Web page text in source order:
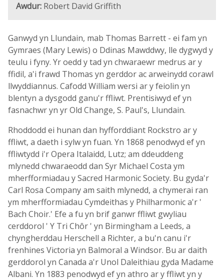
Awdur: Robert David Griffith
Ganwyd yn Llundain, mab Thomas Barrett - ei fam yn
Gymraes (Mary Lewis) o Ddinas Mawddwy, lle dygwyd y
teulu i fyny. Yr oedd y tad yn chwaraewr medrus ar y
ffidil, a'i frawd Thomas yn gerddor ac arweinydd corawl
llwyddiannus. Cafodd William wersi ar y feiolin yn
blentyn a dysgodd ganu'r ffliwt. Prentisiwyd ef yn
fasnachwr yn yr Old Change, S. Paul's, Llundain.
Rhoddodd ei hunan dan hyfforddiant Rockstro ar y
ffliwt, a daeth i sylw yn fuan. Yn 1868 penodwyd ef yn
ffliwtydd i'r Opera Italaidd, Lutz; am ddeuddeng
mlynedd chwaraeodd dan Syr Michael Costa ym
mherfformiadau y Sacred Harmonic Society. Bu gyda'r
Carl Rosa Company am saith mlynedd, a chymerai ran
ym mherfformiadau Cymdeithas y Philharmonic a'r '
Bach Choir.' Efe a fu yn brif ganwr ffliwt gwyliau
cerddorol ' Y Tri Chôr ' yn Birmingham a Leeds, a
chyngherddau Herschell a Richter, a bu'n canu i'r
frenhines Victoria yn Balmoral a Windsor. Bu ar daith
gerddorol yn Canada a'r Unol Daleithiau gyda Madame
Albani. Yn 1883 penodwyd ef yn athro ar y ffliwt yn y